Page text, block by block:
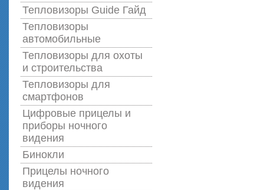
Тепловизоры Guide Гайд
Тепловизоры
автомобильные
Тепловизоры для охоты
и строительства
Тепловизоры для
смартфонов
Цифровые прицелы и
приборы ночного
видения
Бинокли
Прицелы ночного
видения